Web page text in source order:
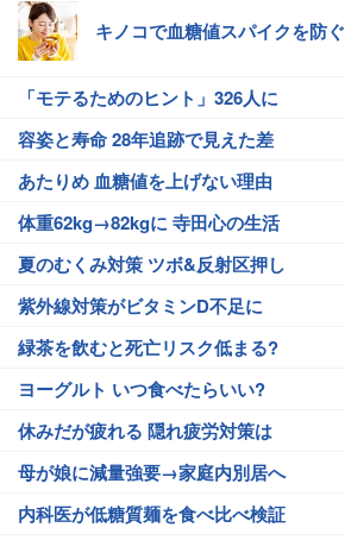
キノコで血糖値スパイクを防ぐ
「モテるためのヒント」326人に
容姿と寿命 28年追跡で見えた差
あたりめ 血糖値を上げない理由
体重62kg→82kgに 寺田心の生活
夏のむくみ対策 ツボ&反射区押し
紫外線対策がビタミンD不足に
緑茶を飲むと死亡リスク低まる?
ヨーグルト いつ食べたらいい?
休みだが疲れる 隠れ疲労対策は
母が娘に減量強要→家庭内別居へ
内科医が低糖質麺を食べ比べ検証